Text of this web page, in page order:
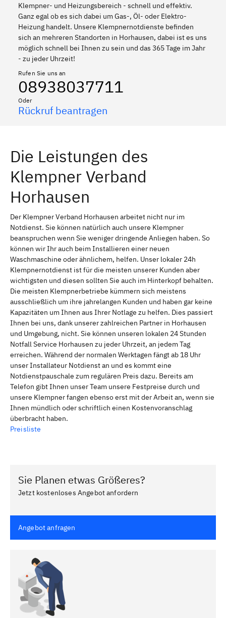
Klempner- und Heizungsbereich - schnell und effektiv.
Ganz egal ob es sich dabei um Gas-, Öl- oder Elektro-
Heizung handelt. Unsere Klempnernotdienste befinden
sich an mehreren Standorten in Horhausen, dabei ist es uns
möglich schnell bei Ihnen zu sein und das 365 Tage im Jahr
- zu jeder Uhrzeit!
Rufen Sie uns an
08938037711
Oder
Rückruf beantragen
Die Leistungen des
Klempner Verband
Horhausen
Der Klempner Verband Horhausen arbeitet nicht nur im
Notdienst. Sie können natürlich auch unsere Klempner
beanspruchen wenn Sie weniger dringende Anliegen haben. So
können wir Ihr auch beim Installieren einer neuen
Waschmaschine oder ähnlichem, helfen. Unser lokaler 24h
Klempnernotdienst ist für die meisten unserer Kunden aber
wichtigsten und diesen sollten Sie auch im Hinterkopf behalten.
Die meisten Klempnerbetriebe kümmern sich meistens
ausschließlich um ihre jahrelangen Kunden und haben gar keine
Kapazitäten um Ihnen aus Ihrer Notlage zu helfen. Dies passiert
Ihnen bei uns, dank unserer zahlreichen Partner in Horhausen
und Umgebung, nicht. Sie können unseren lokalen 24 Stunden
Notfall Service Horhausen zu jeder Uhrzeit, an jedem Tag
erreichen. Während der normalen Werktagen fängt ab 18 Uhr
unser Installateur Notdienst an und es kommt eine
Notdienstpauschale zum regulären Preis dazu. Bereits am
Telefon gibt Ihnen unser Team unsere Festpreise durch und
unsere Klempner fangen ebenso erst mit der Arbeit an, wenn sie
Ihnen mündlich oder schriftlich einen Kostenvoranschlag
überbracht haben.
Preisliste
Sie Planen etwas Größeres?
Jetzt kostenloses Angebot anfordern
Angebot anfragen